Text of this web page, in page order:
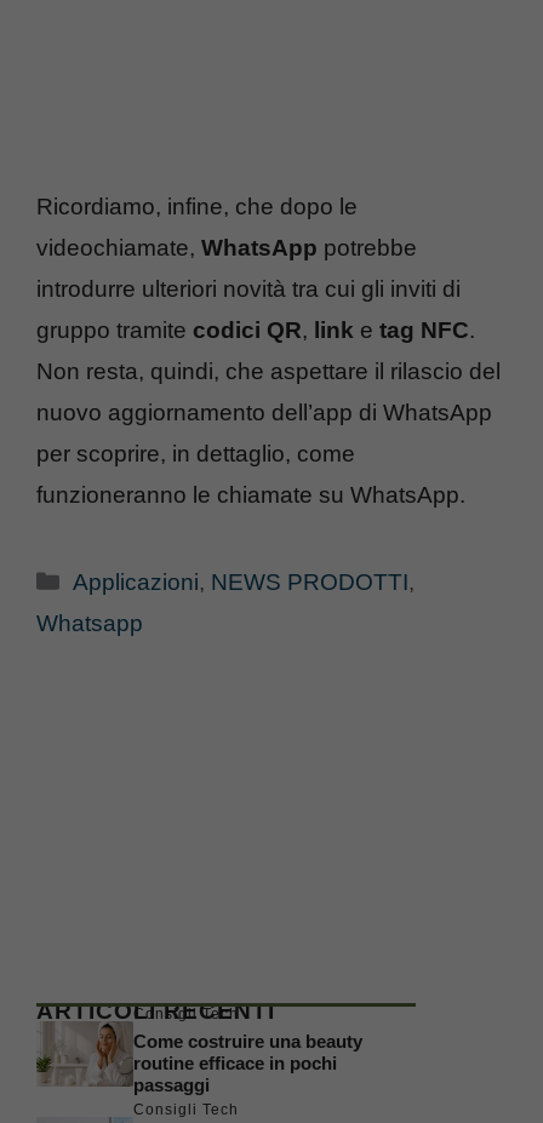
Ricordiamo, infine, che dopo le
videochiamate, WhatsApp potrebbe
introdurre ulteriori novità tra cui gli inviti di
gruppo tramite codici QR, link e tag NFC.
Non resta, quindi, che aspettare il rilascio del
nuovo aggiornamento dell’app di WhatsApp
per scoprire, in dettaglio, come
funzioneranno le chiamate su WhatsApp.
Categorie
Applicazioni, NEWS PRODOTTI,
Whatsapp
ARTICOLI RECENTI
Consigli Tech
Come costruire una beauty
routine efficace in pochi
passaggi
Consigli Tech